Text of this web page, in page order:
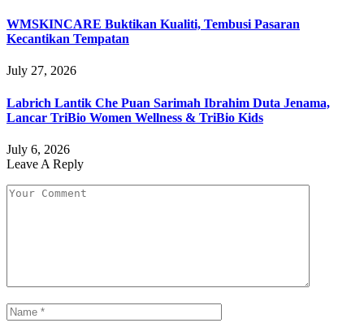
WMSKINCARE Buktikan Kualiti, Tembusi Pasaran
Kecantikan Tempatan
July 27, 2026
Labrich Lantik Che Puan Sarimah Ibrahim Duta Jenama,
Lancar TriBio Women Wellness & TriBio Kids
July 6, 2026
Leave A Reply